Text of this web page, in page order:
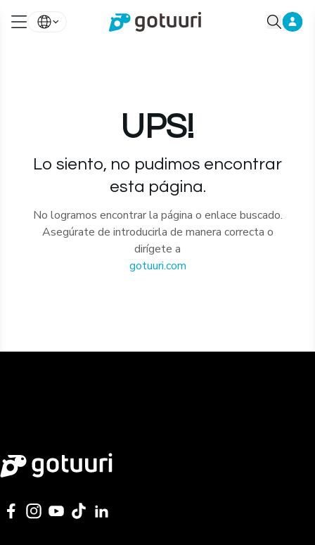
UPS!
Lo siento, no pudimos encontrar
esta página.
No logramos encontrar la página o enlace buscado.
Asegúrate de introducirla de manera correcta o
dirígete a
gotuuri.com